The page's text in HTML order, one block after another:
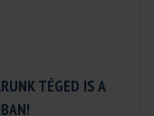
TÉGED IS A